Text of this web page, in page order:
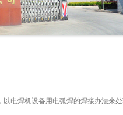
电焊机设备用电弧焊的焊接办法来